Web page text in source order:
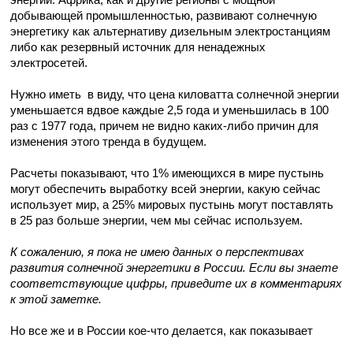
добывающей промышленностью, развивают солнечную
энергетику как альтернативу дизельным электростанциям
либо как резервный источник для ненадежных
электросетей.
Нужно иметь в виду, что цена киловатта солнечной энергии
уменьшается вдвое каждые 2,5 года и уменьшилась в 100
раз с 1977 года, причем не видно каких-либо причин для
изменения этого тренда в будущем.
Расчеты показывают, что 1% имеющихся в мире пустынь
могут обеспечить выработку всей энергии, какую сейчас
использует мир, а 25% мировых пустынь могут поставлять
в 25 раз больше энергии, чем мы сейчас используем.
К сожалению, я пока не имею данных о перспективах
развития солнечной энергетики в России. Если вы знаете
соответствующие цифры, приведите их в комментариях
к этой заметке.
Но все же и в России кое-что делается, как показывает